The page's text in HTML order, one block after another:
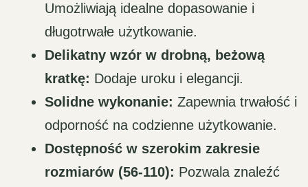
Umożliwiają idealne dopasowanie i
długotrwałe użytkowanie.
Delikatny wzór w drobną, beżową
kratkę: Dodaje uroku i elegancji.
Solidne wykonanie: Zapewnia trwałość i
odporność na codzienne użytkowanie.
Dostępność w szerokim zakresie
rozmiarów (56-110): Pozwala znaleźć